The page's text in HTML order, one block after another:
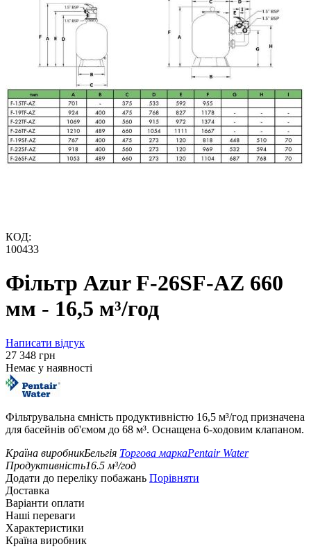
КОД:
100433
Фільтр Azur F-26SF-AZ 660
мм - 16,5 м³/год
Написати відгук
‍27 348‍ грн
Немає у наявності
Фільтрувальна ємність продуктивністю 16,5 м³/год призначена
для басейнів об'ємом до 68 м³. Оснащена 6-ходовим клапаном.
Країна виробникБельгія Торгова маркаPentair Water
Продуктивність16.5 м³/год
Додати до переліку побажань Порівняти
Доставка
Варіанти оплати
Наші переваги
Характеристики
Країна виробник